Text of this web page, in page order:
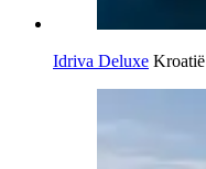
Idriva Deluxe Kroatië